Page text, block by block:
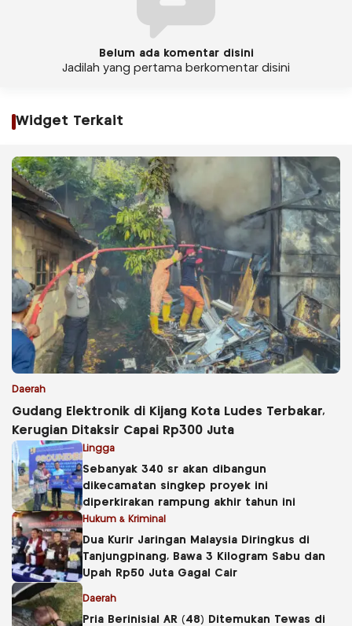
Belum ada komentar disini
Jadilah yang pertama berkomentar disini
Widget Terkait
Daerah
Gudang Elektronik di Kijang Kota Ludes Terbakar,
Kerugian Ditaksir Capai Rp300 Juta
Lingga
Sebanyak 340 sr akan dibangun
dikecamatan singkep proyek ini
diperkirakan rampung akhir tahun ini
Hukum & Kriminal
Dua Kurir Jaringan Malaysia Diringkus di
Tanjungpinang, Bawa 3 Kilogram Sabu dan
Upah Rp50 Juta Gagal Cair
Daerah
Pria Berinisial AR (48) Ditemukan Tewas di